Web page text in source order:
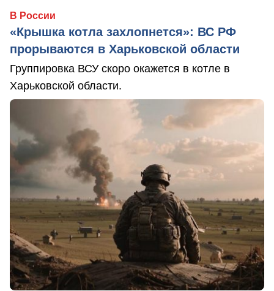
В России
«Крышка котла захлопнется»: ВС РФ
прорываются в Харьковской области
Группировка ВСУ скоро окажется в котле в
Харьковской области.